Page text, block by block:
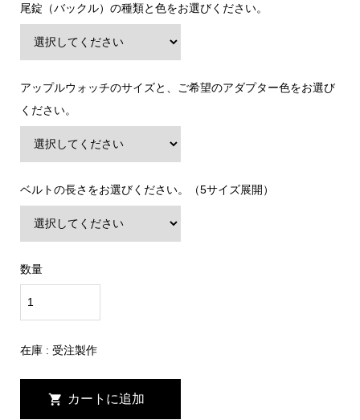
尾錠（バックル）の種類と色をお選びください。
アップルウォッチのサイズと、ご希望のアダプター色をお選び
ください。
ベルトの長さをお選びください。（5サイズ展開）
数量
在庫 : 受注製作